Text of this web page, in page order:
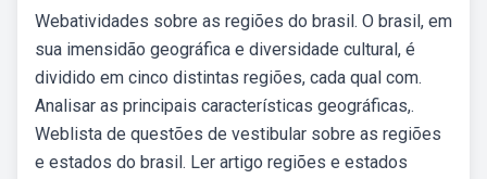
Webatividades sobre as regiões do brasil. O brasil, em
sua imensidão geográfica e diversidade cultural, é
dividido em cinco distintas regiões, cada qual com.
Analisar as principais características geográficas,.
Weblista de questões de vestibular sobre as regiões
e estados do brasil. Ler artigo regiões e estados